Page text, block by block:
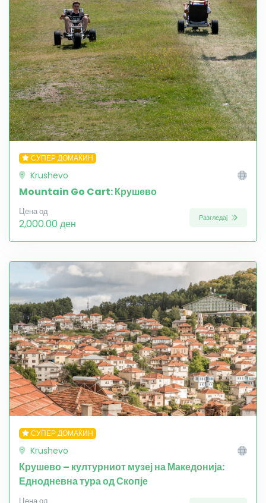
СУПЕР ДОМАЌИН
Krushevo
Mountain Go Cart: Крушево
Цена од
2,000.00 ден Разгледај
СУПЕР ДОМАЌИН
Krushevo
Крушево – културниот музеј на Македонија:
Еднодневна тура од Скопје
Цена од